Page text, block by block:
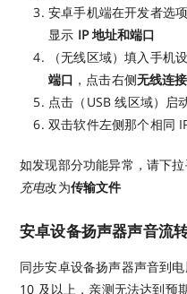
安卓手机端在开发者选
显示 IP 地址和端口
（无线区域）填入手机
端口 ，点击右侧无线连接
点击（USB 线区域）启
双击软件左侧那个相同
如发现部分功能异常，请下
充电改为传输文件
安卓设备扬声器声音流
同步安卓设备扬声器声音到
10 及以上，亲测无法达到预